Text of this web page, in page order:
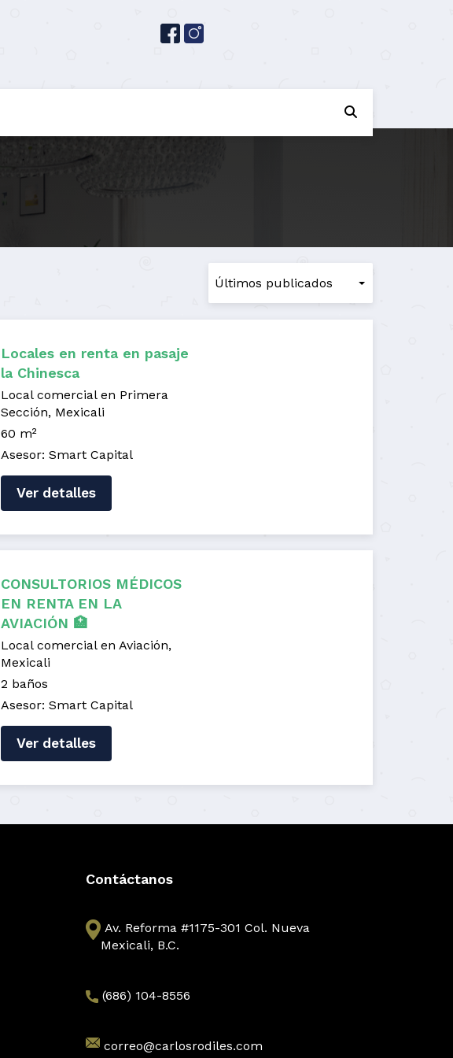
Locales en renta en pasaje
la Chinesca
Local comercial en Primera
Sección, Mexicali
60 m²
Asesor: Smart Capital
Ver detalles
CONSULTORIOS MÉDICOS
EN RENTA EN LA
AVIACIÓN 🏥
Local comercial en Aviación,
Mexicali
2 baños
Asesor: Smart Capital
Ver detalles
Contáctanos
Av. Reforma #1175-301 Col. Nueva
Mexicali, B.C.
(686) 104-8556
correo@carlosrodiles.com